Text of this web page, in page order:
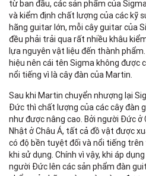
từ ban đầu, các sản phẩm của
và kiểm định chất lượng của các kỹ
hãng guitar lớn, mỗi cây guitar của
đều phải trải qua rất nhiều khâu
lựa nguyên vật liệu đến thành
hiệu nên cái tên Sigma không được
nổi tiếng vì là cây đàn của Martin.
Sau khi Martin chuyển nhượng lại
Đức thì chất lượng của các cây đàn
như được nâng cao. Bởi người Đức ở
Nhật ở Châu Á, tất cả đồ vật được
có độ bền tuyệt đối và nổi tiếng
khi sử dụng. Chính vì vậy, khi áp
người Đức lên các sản phẩm đàn